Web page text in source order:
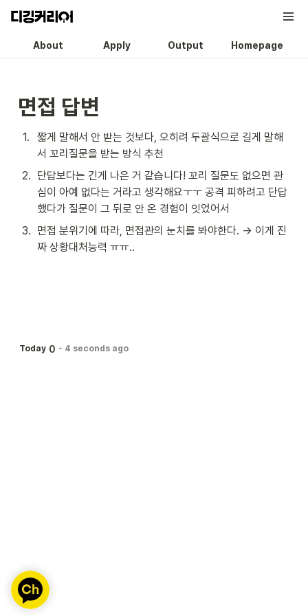
About Apply Output Homepage
면접 답변
1.
짧게 말해서 안 받는 것보다, 오히려 두괄식으로 길게 말해
서 꼬리질문을 받는 방식 추천
2. 단답보다는 긴게 나은 거 같습니다! 꼬리 질문도 없으면 관
심이 아예 없다는 거라고 생각해요ㅜㅜ 공격 피하려고 단답
했다가 질문이 그 뒤로 안 온 경험이 잇었어서
3. 면접 분위기에 따라, 면접관의 눈치를 봐야한다. → 이게 진
짜 상황대처능력 ㅠㅠ..
Today 0 - 4 seconds ago